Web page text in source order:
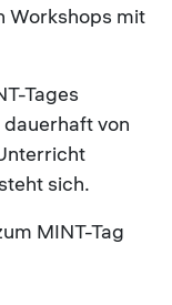
Workshops mit
Tages
von
sich.
MINT-Tag